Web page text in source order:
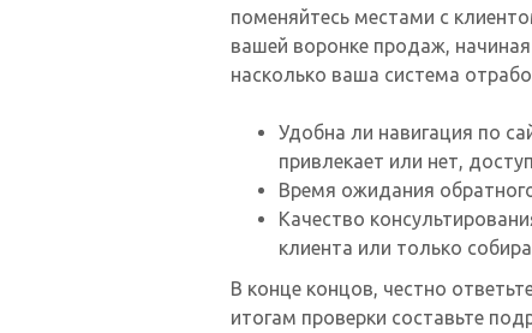
поменяйтесь местами с
вашей воронке продаж,
насколько ваша система
Удобна ли навигация по
привлекает или нет,
Время ожидания
Качество
клиента или только
В конце концов, честно
итогам проверки составьте